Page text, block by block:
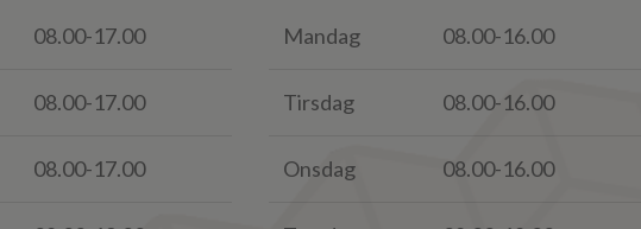
08.00-17.00
08.00-17.00
08.00-17.00
Mandag 08.00-16.00
Tirsdag 08.00-16.00
Onsdag 08.00-16.00